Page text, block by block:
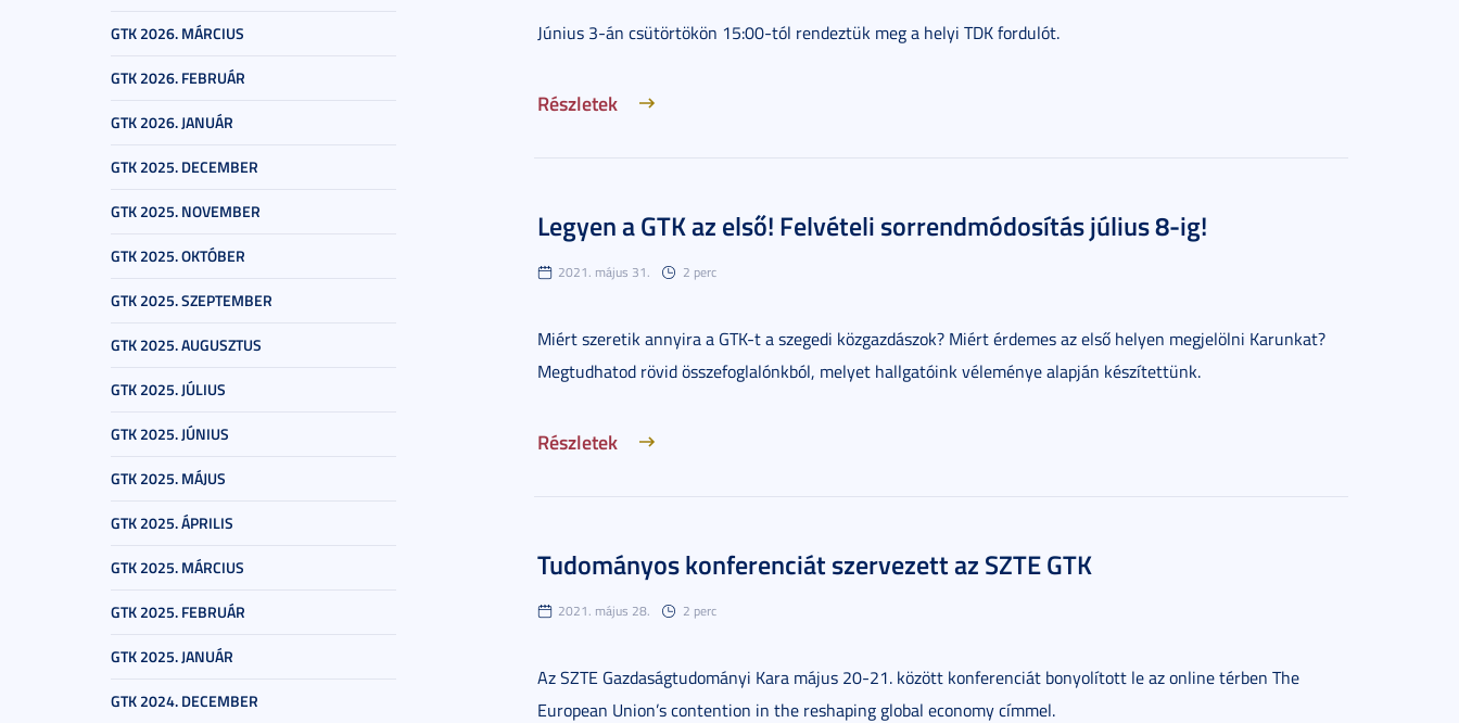
GTK 2026. MÁRCIUS
GTK 2026. FEBRUÁR
GTK 2026. JANUÁR
GTK 2025. DECEMBER
GTK 2025. NOVEMBER
GTK 2025. OKTÓBER
GTK 2025. SZEPTEMBER
GTK 2025. AUGUSZTUS
GTK 2025. JÚLIUS
GTK 2025. JÚNIUS
GTK 2025. MÁJUS
GTK 2025. ÁPRILIS
GTK 2025. MÁRCIUS
GTK 2025. FEBRUÁR
GTK 2025. JANUÁR
GTK 2024. DECEMBER
Június 3-án csütörtökön 15:00-tól rendeztük meg a helyi TDK fordulót.
Részletek
Legyen a GTK az első! Felvételi sorrendmódosítás július 8-ig!
2021. május 31. 2 perc
Miért szeretik annyira a GTK-t a szegedi közgazdászok? Miért érdemes az első helyen megjelölni Karunkat?
Megtudhatod rövid összefoglalónkból, melyet hallgatóink véleménye alapján készítettünk.
Részletek
Tudományos konferenciát szervezett az SZTE GTK
2021. május 28. 2 perc
Az SZTE Gazdaságtudományi Kara május 20-21. között konferenciát bonyolított le az online térben The
European Union’s contention in the reshaping global economy címmel.